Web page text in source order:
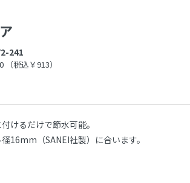
241
（税込￥913）
けるだけで節水可能。
16mm（SANEI社製）に合います。